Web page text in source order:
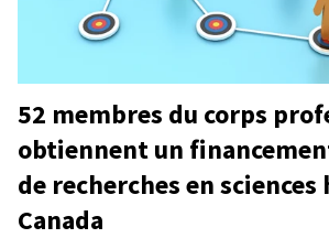
52 membres du corps
obtiennent un
de recherches en sciences
Canada